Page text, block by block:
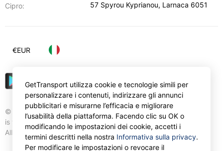
Cipro:
57 Spyrou Kyprianou, Larnaca 6051
© Gettransport International Limited. GetTransport®
is trademark of Gettransport International Limited.
All rights reserved.
€EUR
GetTransport utilizza cookie e tecnologie simili per
personalizzare i contenuti, indirizzare gli annunci
pubblicitari e misurarne l’efficacia e migliorare
l’usabilità della piattaforma. Facendo clic su OK o
modificando le impostazioni dei cookie, accetti i
termini descritti nella nostra Informativa sulla privacy.
Per modificare le impostazioni o revocare il